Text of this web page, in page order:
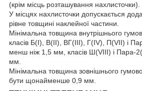
(крім місць розташування нахлисточки).
У місцях нахлисточки допускається
рівне товщині наклейної частини.
Мінімальна товщина внутрішнього
класів Б(I), В(II), ВГ(III), Г(IV), П(VII) і
менш ніж 1,5 мм, класів Ш(VIII) і Пара-
мм.
Мінімальна товщина зовнішнього
бути щонайменше 0,9 мм.